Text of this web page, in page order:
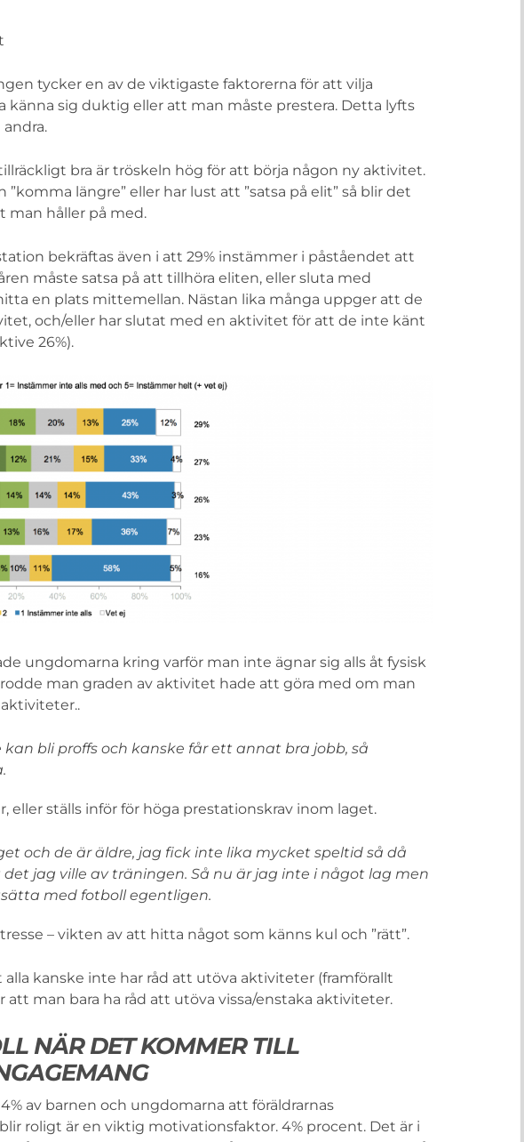
tycker en av de viktigaste faktorerna för att vilja
känna sig duktig eller att man måste prestera. Detta lyfts
andra.
bra är tröskeln hög för att börja någon ny aktivitet.
längre” eller har lust att ”satsa på elit” så blir det
man håller på med.
bekräftas även i att 29% instämmer i påståendet att
måste satsa på att tillhöra eliten, eller sluta med
en plats mittemellan. Nästan lika många uppger att de
och/eller har slutat med en aktivitet för att de inte känt
26%).
ungdomarna kring varför man inte ägnar sig alls åt fysisk
man graden av aktivitet hade att göra med om man
bli proffs och kanske får ett annat bra jobb, så
eller ställs inför för höga prestationskrav inom laget.
och de är äldre, jag fick inte lika mycket speltid så då
jag ville av träningen. Så nu är jag inte i något lag men
med fotboll egentligen.
– vikten av att hitta något som känns kul och ”rätt”.
kanske inte har råd att utöva aktiviteter (framförallt
att man bara ha råd att utöva vissa/enstaka aktiviteter.
NÄR DET KOMMER TILL
av barnen och ungdomarna att föräldrarnas
roligt är en viktig motivationsfaktor. 4% procent. Det är i